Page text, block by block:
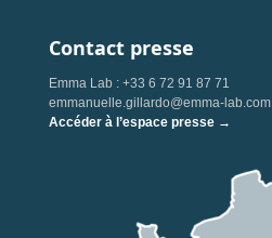
Contact presse
Emma Lab : +33 6 72 91 87 71
emmanuelle.gillardo@emma-lab.com
Accéder à l’espace presse →